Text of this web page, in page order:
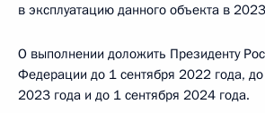
в эксплуатацию данного объекта в
О выполнении доложить Президенту
Федерации до 1 сентября 2022 года, до
2023 года и до 1 сентября 2024 года.